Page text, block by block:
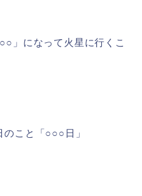
」になって火星に行くこ
こと「○○○日」